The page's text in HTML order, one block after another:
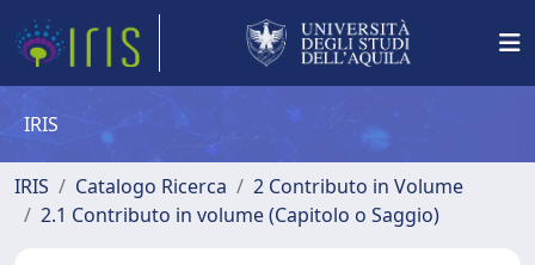
IRIS
IRIS Catalogo Ricerca
2 Contributo in Volume
2.1 Contributo in volume (Capitolo o Saggio)